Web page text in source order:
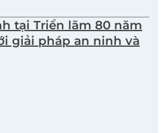
tại Triển lãm 80 năm
giải pháp an ninh và